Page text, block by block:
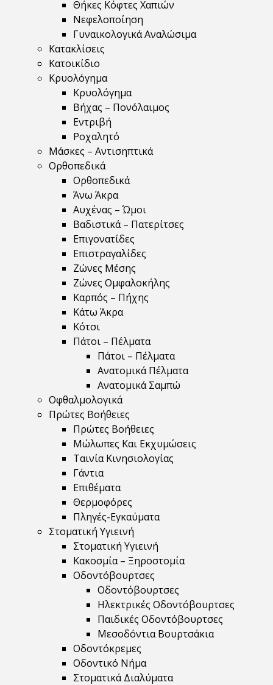
Θήκες Κόφτες Χαπιών
Νεφελοποίηση
Γυναικολογικά Αναλώσιμα
Κατακλίσεις
Κατοικίδιο
Κρυολόγημα
Κρυολόγημα
Βήχας – Πονόλαιμος
Εντριβή
Ροχαλητό
Μάσκες – Αντισηπτικά
Ορθοπεδικά
Ορθοπεδικά
Άνω Άκρα
Αυχένας – Ώμοι
Βαδιστικά – Πατερίτσες
Επιγονατίδες
Επιστραγαλίδες
Ζώνες Μέσης
Ζώνες Ομφαλοκήλης
Καρπός – Πήχης
Κάτω Άκρα
Κότσι
Πάτοι – Πέλματα
Πάτοι – Πέλματα
Ανατομικά Πέλματα
Ανατομικά Σαμπώ
Οφθαλμολογικά
Πρώτες Βοήθειες
Πρώτες Βοήθειες
Μώλωπες Και Εκχυμώσεις
Ταινία Κινησιολογίας
Γάντια
Επιθέματα
Θερμοφόρες
Πληγές-Εγκαύματα
Στοματική Υγιεινή
Στοματική Υγιεινή
Κακοσμία – Ξηροστομία
Οδοντόβουρτσες
Οδοντόβουρτσες
Ηλεκτρικές Οδοντόβουρτσες
Παιδικές Οδοντόβουρτσες
Μεσοδόντια Βουρτσάκια
Οδοντόκρεμες
Οδοντικό Νήμα
Στοματικά Διαλύματα